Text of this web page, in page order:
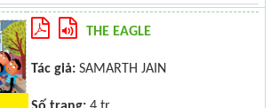
THE EAGLE
Tác giả: SAMARTH JAIN